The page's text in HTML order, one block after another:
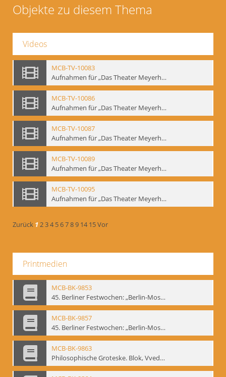
Objekte zu diesem Thema
Videos
MCB-TV-10083
Aufnahmen für „Das Theater Meyerholds und die Biomechanik“ (1). Demonstration der Etüde „Die Ohrfeige“ in verschiedenen Variationen, Ausschnitt 1 - Interne Signatur: BM-vid-1_A1
MCB-TV-10086
Aufnahmen für „Das Theater Meyerholds und die Biomechanik“ (2). Demonstration der Etüde „Die Ohrfeige“ in verschiedenen Variationen, Ausschnitt 1 - Interne Signatur: BM-vid-2_A1
MCB-TV-10087
Aufnahmen für „Das Theater Meyerholds und die Biomechanik“ (2). Demonstration der Etüde „Die Ohrfeige“ in verschiedenen Variationen, Ausschnitt 2 - Interne Signatur: BM-vid-2_A2
MCB-TV-10089
Aufnahmen für „Das Theater Meyerholds und die Biomechanik“ (3). Etüde „Der Dolchstoß“, Ausschnitt 1 - Interne Signatur: BM-vid-3_A1
MCB-TV-10095
Aufnahmen für „Das Theater Meyerholds und die Biomechanik“ (6). Biomechanische Grundelemente und szenische Umsetzung, Ausschnitt 1 - Interne Signatur: BM-vid-6_A1
Zurück 1234 56789 14 15Vor
Printmedien
MCB-BK-9853
45. Berliner Festwochen: „Berlin-Moskau. Moskau-Berlin 1900-1950“, Berlin 1995 - interne Signatur: BM-prt-59-1
MCB-BK-9857
45. Berliner Festwochen: „Berlin-Moskau. Moskau-Berlin 1900-1950“, Berlin 1995 - interne Signatur: BM-prt-59-5
MCB-BK-9863
Philosophische Groteske. Blok, Vvedenskij und Meyerhold im bat Studiotheater - interne Signatur: BM-prt-60